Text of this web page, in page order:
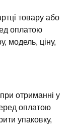
товару або
оплатою
модель, ціну,
отриманні у
оплатою
упаковку,